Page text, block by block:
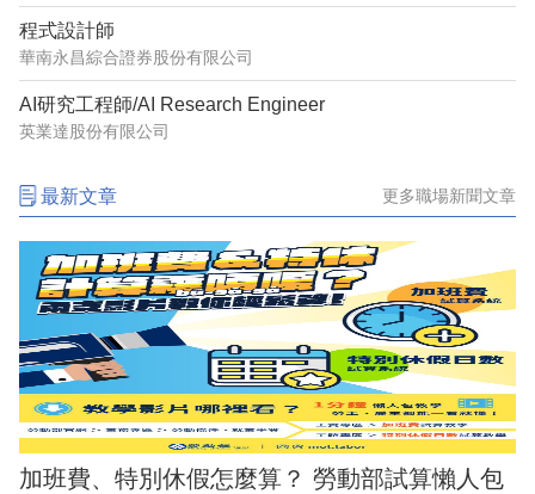
程式設計師
華南永昌綜合證券股份有限公司
AI研究工程師/AI Research Engineer
英業達股份有限公司
最新文章 更多職場新聞文章
加班費、特別休假怎麼算？ 勞動部試算懶人包